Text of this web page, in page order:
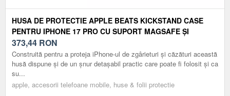
HUSA DE PROTECTIE APPLE BEATS KICKSTAND CASE
PENTRU IPHONE 17 PRO CU SUPORT MAGSAFE ȘI
CONTROL AL CAMEREI GRANITE GRAY
373,44 RON
Construită pentru a proteja iPhone-ul de zgârieturi și căzături această
husă dispune și de un șnur detașabil practic care poate fi folosit și ca
su...
apple, accesorii telefoane mobile, huse & folii protectie